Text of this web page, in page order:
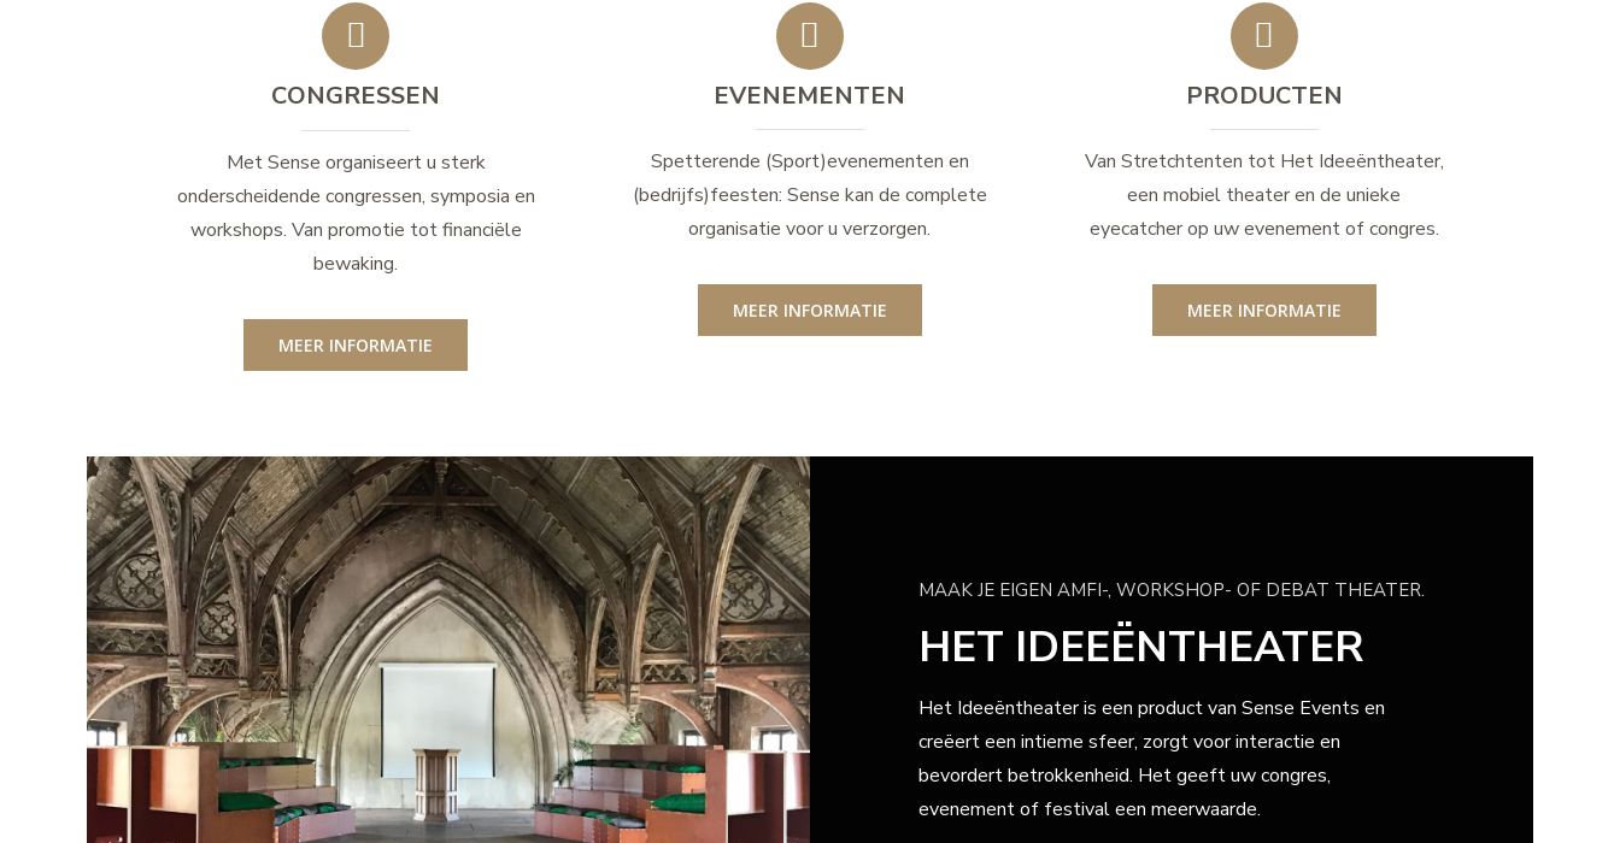
CONGRESSEN
Met Sense organiseert u sterk
onderscheidende congressen, symposia en
workshops. Van promotie tot financiële
bewaking.
MEER INFORMATIE
EVENEMENTEN
Spetterende (Sport)evenementen en
(bedrijfs)feesten: Sense kan de complete
organisatie voor u verzorgen.
MEER INFORMATIE
PRODUCTEN
Van Stretchtenten tot Het Ideeëntheater,
een mobiel theater en de unieke
eyecatcher op uw evenement of congres.
MEER INFORMATIE
MAAK JE EIGEN AMFI-, WORKSHOP- OF DEBAT THEATER.
HET IDEEËNTHEATER
Het Ideeëntheater is een product van Sense Events en
creëert een intieme sfeer, zorgt voor interactie en
bevordert betrokkenheid. Het geeft uw congres,
evenement of festival een meerwaarde.